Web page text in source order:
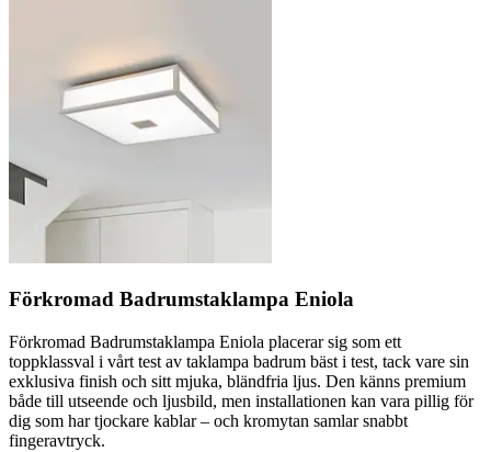
Förkromad Badrumstaklampa Eniola
Förkromad Badrumstaklampa Eniola placerar sig som ett
toppklassval i vårt test av taklampa badrum bäst i test, tack vare sin
exklusiva finish och sitt mjuka, bländfria ljus. Den känns premium
både till utseende och ljusbild, men installationen kan vara pillig för
dig som har tjockare kablar – och kromytan samlar snabbt
fingeravtryck.